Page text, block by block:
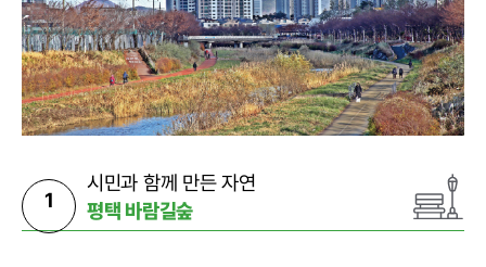
1
시민과 함께 만든 자연
평택 바람길숲